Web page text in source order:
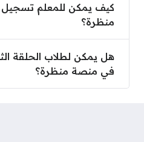
كيف يمكن للمعلم
منظرة؟
هل يمكن لطلاب الحلقة
في منصة منظرة؟